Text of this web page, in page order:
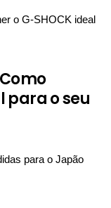
para o seu